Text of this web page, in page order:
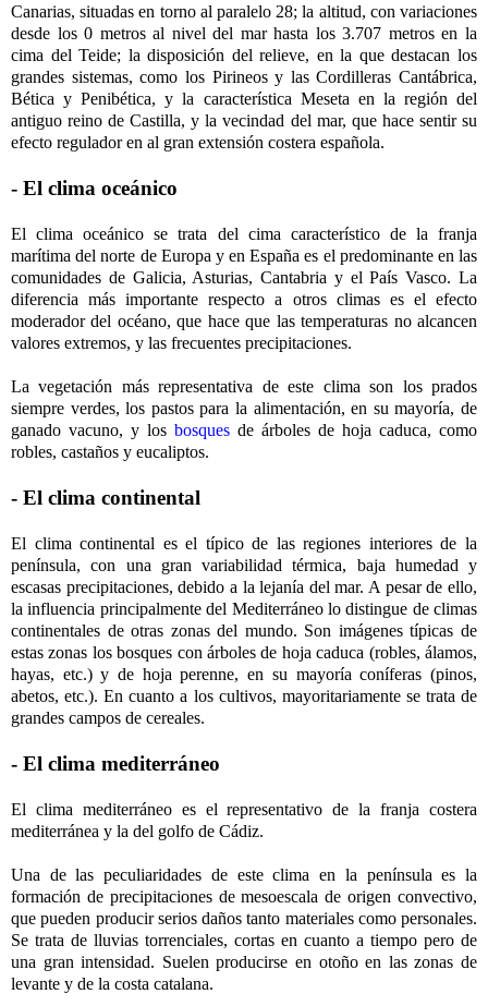
Canarias, situadas en torno al paralelo 28; la altitud, con variaciones
desde los 0 metros al nivel del mar hasta los 3.707 metros en la
cima del Teide; la disposición del relieve, en la que destacan los
grandes sistemas, como los Pirineos y las Cordilleras Cantábrica,
Bética y Penibética, y la característica Meseta en la región del
antiguo reino de Castilla, y la vecindad del mar, que hace sentir su
efecto regulador en al gran extensión costera española.
- El clima oceánico
El clima oceánico se trata del cima característico de la franja
marítima del norte de Europa y en España es el predominante en las
comunidades de Galicia, Asturias, Cantabria y el País Vasco. La
diferencia más importante respecto a otros climas es el efecto
moderador del océano, que hace que las temperaturas no alcancen
valores extremos, y las frecuentes precipitaciones.
La vegetación más representativa de este clima son los prados
siempre verdes, los pastos para la alimentación, en su mayoría, de
ganado vacuno, y los bosques de árboles de hoja caduca, como
robles, castaños y eucaliptos.
- El clima continental
El clima continental es el típico de las regiones interiores de la
península, con una gran variabilidad térmica, baja humedad y
escasas precipitaciones, debido a la lejanía del mar. A pesar de ello,
la influencia principalmente del Mediterráneo lo distingue de climas
continentales de otras zonas del mundo. Son imágenes típicas de
estas zonas los bosques con árboles de hoja caduca (robles, álamos,
hayas, etc.) y de hoja perenne, en su mayoría coníferas (pinos,
abetos, etc.). En cuanto a los cultivos, mayoritariamente se trata de
grandes campos de cereales.
- El clima mediterráneo
El clima mediterráneo es el representativo de la franja costera
mediterránea y la del golfo de Cádiz.
Una de las peculiaridades de este clima en la península es la
formación de precipitaciones de mesoescala de origen convectivo,
que pueden producir serios daños tanto materiales como personales.
Se trata de lluvias torrenciales, cortas en cuanto a tiempo pero de
una gran intensidad. Suelen producirse en otoño en las zonas de
levante y de la costa catalana.